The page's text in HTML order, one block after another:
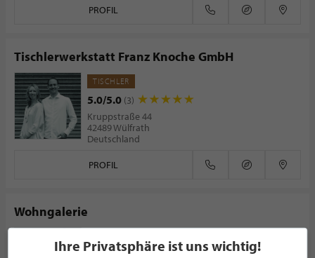
PROFIL
Tischlerwerkstatt Franz Knoche GmbH
TISCHLER
5.0/5.0 (3)
Kruppstraße 44
42489 Wülfrath
Deutschland
PROFIL
Wohngalerie
5.0/5.0(2)
Ihre Privatsphäre ist uns wichtig!